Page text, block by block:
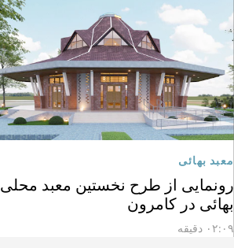
معبد بهائی
رونمایی از طرح نخستین معبد محلی
بهائی در کامرون
۰۲:۰۹ دقیقه